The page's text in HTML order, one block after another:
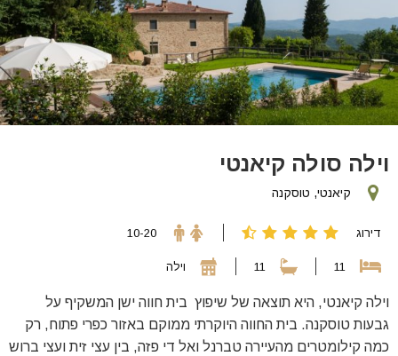
וילה סולה קיאנטי
דירוג 10-20
קיאנטי, טוסקנה
וילה קיאנטי, היא תוצאה של שיפוץ בית חווה ישן המשקיף על
גבעות טוסקנה. בית החווה היוקרתי ממוקם באזור כפרי פתוח, רק
כמה קילומטרים מהעיירה טברנל ואל די פזה, בין עצי זית ועצי ברוש
11
11 וילה